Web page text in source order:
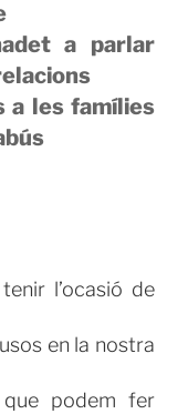
a parlar
a les famílies
l’ocasió de
en la nostra
podem fer